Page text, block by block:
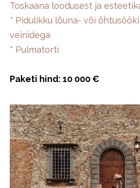
Toskaana loodusest ja
* Pidulikku lõuna- või
veinidega
* Pulmatorti
Paketi hind: 10 000 €